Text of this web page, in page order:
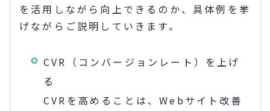
を活用しながら向上できるのか、具体例を挙
げながらご説明していきます。
CVR（コンバージョンレート）を上げ
る
CVRを高めることは、Webサイト改善